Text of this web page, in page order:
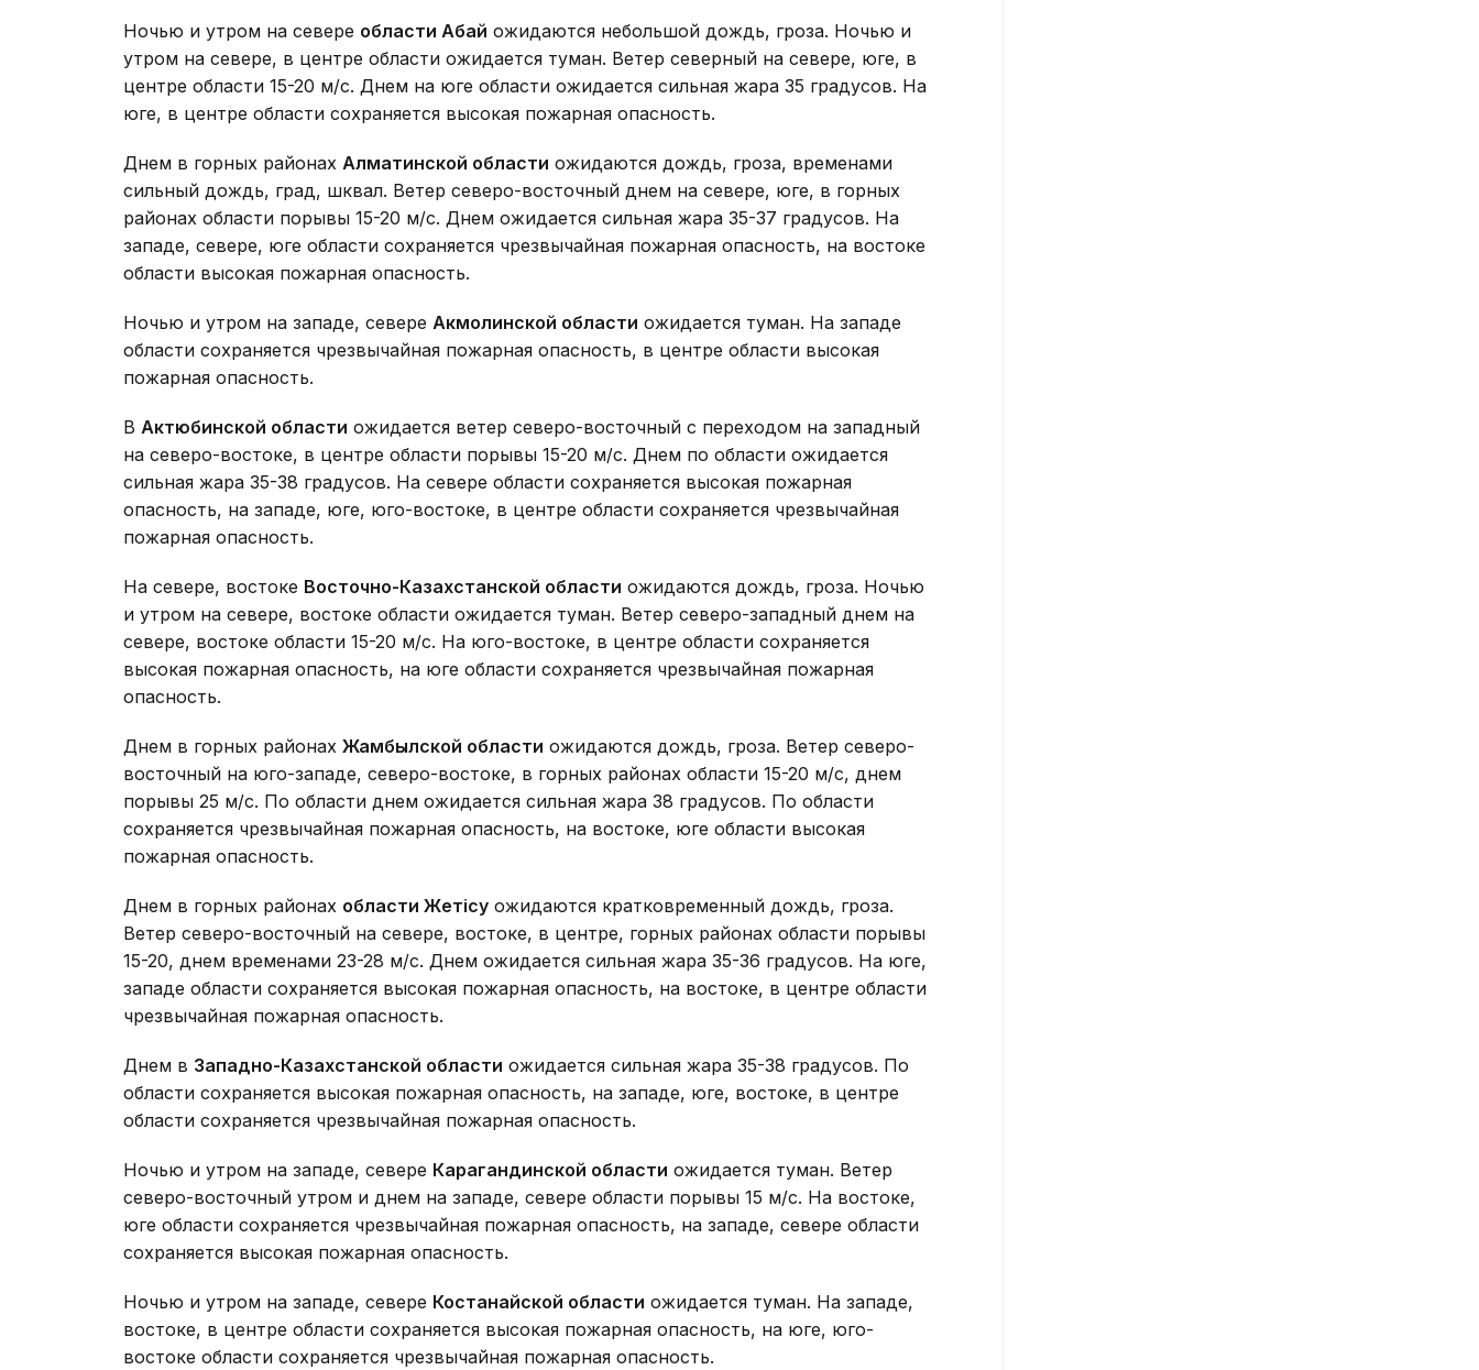
Ночью и утром на севере области Абай ожидаются небольшой дождь, гроза. Ночью и
утром на севере, в центре области ожидается туман. Ветер северный на севере, юге, в
центре области 15-20 м/с. Днем на юге области ожидается сильная жара 35 градусов. На
юге, в центре области сохраняется высокая пожарная опасность.
Днем в горных районах Алматинской области ожидаются дождь, гроза, временами
сильный дождь, град, шквал. Ветер северо-восточный днем на севере, юге, в горных
районах области порывы 15-20 м/с. Днем ожидается сильная жара 35-37 градусов. На
западе, севере, юге области сохраняется чрезвычайная пожарная опасность, на востоке
области высокая пожарная опасность.
Ночью и утром на западе, севере Акмолинской области ожидается туман. На западе
области сохраняется чрезвычайная пожарная опасность, в центре области высокая
пожарная опасность.
В Актюбинской области ожидается ветер северо-восточный с переходом на западный
на северо-востоке, в центре области порывы 15-20 м/с. Днем по области ожидается
сильная жара 35-38 градусов. На севере области сохраняется высокая пожарная
опасность, на западе, юге, юго-востоке, в центре области сохраняется чрезвычайная
пожарная опасность.
На севере, востоке Восточно-Казахстанской области ожидаются дождь, гроза. Ночью
и утром на севере, востоке области ожидается туман. Ветер северо-западный днем на
севере, востоке области 15-20 м/с. На юго-востоке, в центре области сохраняется
высокая пожарная опасность, на юге области сохраняется чрезвычайная пожарная
опасность.
Днем в горных районах Жамбылской области ожидаются дождь, гроза. Ветер северо-
восточный на юго-западе, северо-востоке, в горных районах области 15-20 м/с, днем
порывы 25 м/с. По области днем ожидается сильная жара 38 градусов. По области
сохраняется чрезвычайная пожарная опасность, на востоке, юге области высокая
пожарная опасность.
Днем в горных районах области Жетісу ожидаются кратковременный дождь, гроза.
Ветер северо-восточный на севере, востоке, в центре, горных районах области порывы
15-20, днем временами 23-28 м/с. Днем ожидается сильная жара 35-36 градусов. На юге,
западе области сохраняется высокая пожарная опасность, на востоке, в центре области
чрезвычайная пожарная опасность.
Днем в Западно-Казахстанской области ожидается сильная жара 35-38 градусов. По
области сохраняется высокая пожарная опасность, на западе, юге, востоке, в центре
области сохраняется чрезвычайная пожарная опасность.
Ночью и утром на западе, севере Карагандинской области ожидается туман. Ветер
северо-восточный утром и днем на западе, севере области порывы 15 м/с. На востоке,
юге области сохраняется чрезвычайная пожарная опасность, на западе, севере области
сохраняется высокая пожарная опасность.
Ночью и утром на западе, севере Костанайской области ожидается туман. На западе,
востоке, в центре области сохраняется высокая пожарная опасность, на юге, юго-
востоке области сохраняется чрезвычайная пожарная опасность.